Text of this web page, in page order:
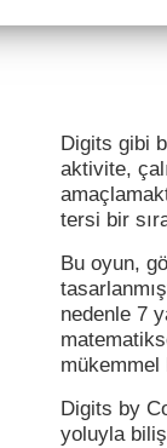
Digits gibi
aktivite,
tersi bir
Bu oyun,
nedenle 7
mükemmel
Digits by
yoluyla